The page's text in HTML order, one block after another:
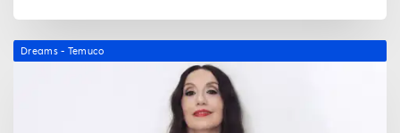
Dreams - Temuco